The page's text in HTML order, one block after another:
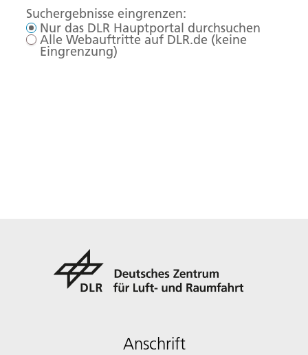
Suchergebnisse eingrenzen:
Nur das DLR Hauptportal durchsuchen
Alle Webauftritte auf DLR.de (keine
Eingrenzung)
Anschrift